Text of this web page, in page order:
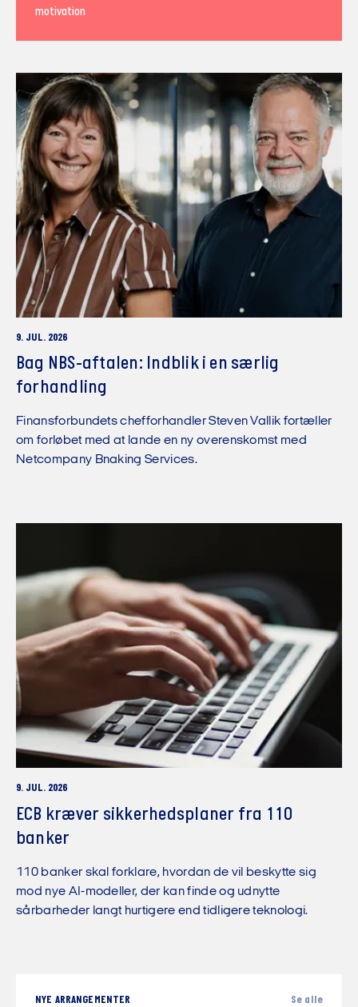
motivation
9. JUL. 2026
Bag NBS-aftalen: Indblik i en særlig
forhandling
Finansforbundets chefforhandler Steven Vallik fortæller
om forløbet med at lande en ny overenskomst med
Netcompany Bnaking Services.
9. JUL. 2026
ECB kræver sikkerhedsplaner fra 110
banker
110 banker skal forklare, hvordan de vil beskytte sig
mod nye AI-modeller, der kan finde og udnytte
sårbarheder langt hurtigere end tidligere teknologi.
NYE ARRANGEMENTER Se alle